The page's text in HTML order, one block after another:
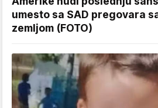
umesto sa SAD pregovara
zemljom (FOTO)